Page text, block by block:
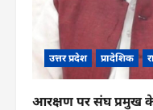
n
उत्तर प्रदेश प्रादेशिक
आरक्षण पर संघ प्रमुख